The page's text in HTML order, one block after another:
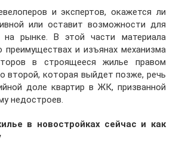
и экспертов, окажется ли
или оставит возможности для
на рынке. В этой части материала
преимуществах и изъянах механизма
в строящееся жилье правом
второй, которая выйдет позже, речь
доле квартир в ЖК, призванной
недостроев.
в новостройках сейчас и как